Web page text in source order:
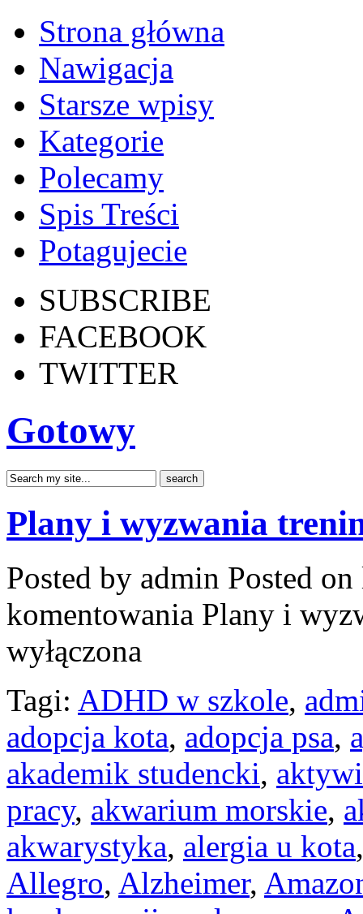
Strona główna
Nawigacja
Starsze wpisy
Kategorie
Polecamy
Spis Treści
Potagujecie
SUBSCRIBE
FACEBOOK
TWITTER
Gotowy
Plany i wyzwania
Posted by admin Posted
komentowania Plany i
wyłączona
Tagi: ADHD w szkole,
adopcja kota, adopcja psa,
akademik studencki,
pracy, akwarium morskie,
akwarystyka, alergia u kota
Allegro, Alzheimer,